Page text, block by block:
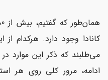
کانادا وجود دارد. هرکدام
می‌طلبند که ذکر این موارد
ادامه، مرور کلی روی هر